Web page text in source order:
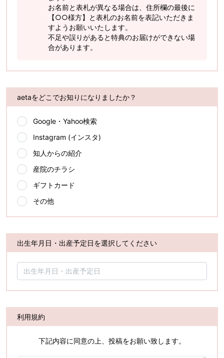
お名前と表札が異なる場合は、住所欄の最後に
【○○様方】と表札のお名前を表記いただきま
すようお願いいたします。
不足や誤りがあると特典のお届けができない場
合があります。
aetaをどこでお知りになりましたか？
Google・Yahoo検索
Instagram (インスタ)
知人からの紹介
産院のチラシ
ギフトカード
その他
出生年月日・出産予定日を選択してください
出生年月日・出産予定日
利用規約
下記内容に同意の上、投稿をお願い致します。